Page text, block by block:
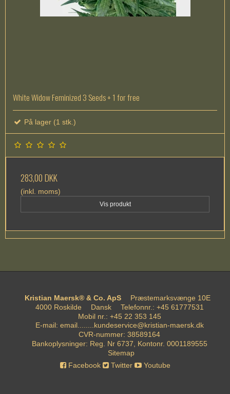
White Widow Feminized 3 Seeds + 1 for free
På lager (1 stk.)
283,00 DKK
(inkl. moms)
Vis produkt
Kristian Maersk® & Co. ApS
Præstemarksvænge 10E
4000 Roskilde
Dansk Telefonnr. : +45 61777531
Mobil nr. : +45 22 353 145
E-mail: email........kundeservice@kristian-maersk.dk
CVR-nummer: 38589164
Bankoplysninger: Reg. Nr 6737, Kontonr. 0001189555
Sitemap
Facebook
Twitter Youtube